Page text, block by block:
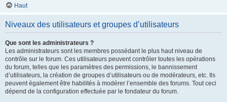
Haut
Niveaux des utilisateurs et groupes d’utilisateurs
Que sont les administrateurs ?
Les administrateurs sont les membres possédant le plus haut niveau de
contrôle sur le forum. Ces utilisateurs peuvent contrôler toutes les opérations
du forum, telles que les paramètres des permissions, le bannissement
d’utilisateurs, la création de groupes d’utilisateurs ou de modérateurs, etc. Ils
peuvent également être habilités à modérer l’ensemble des forums. Tout ceci
dépend de la configuration effectuée par le fondateur du forum.